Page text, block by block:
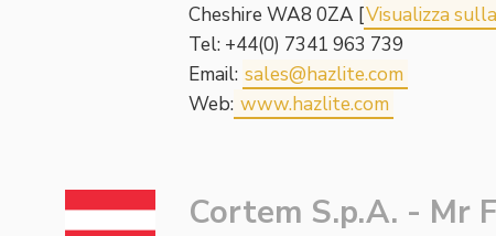
Cheshire WA8 0ZA [Visualizza
Tel: +44(0) 7341 963 739
Email: sales@hazlite.com
Web: www.hazlite.com
Cortem S.p.A. - Mr